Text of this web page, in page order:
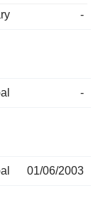
-
-
01/06/2003